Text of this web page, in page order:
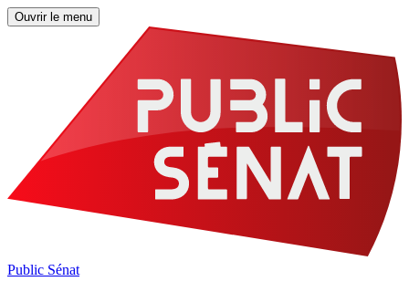
Ouvrir le menu
Public Sénat